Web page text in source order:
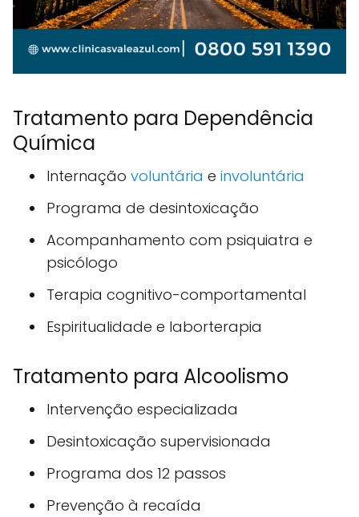
Tratamento para Dependência
Química
Internação voluntária e involuntária
Programa de desintoxicação
Acompanhamento com psiquiatra e
psicólogo
Terapia cognitivo-comportamental
Espiritualidade e laborterapia
Tratamento para Alcoolismo
Intervenção especializada
Desintoxicação supervisionada
Programa dos 12 passos
Prevenção à recaída